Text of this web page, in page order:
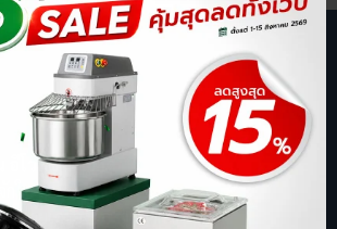
อีโวลูชั่น จำกัด
กในชื่อ sgethai.com
ำหน่ายเครื่องซีลสูญญากาศ